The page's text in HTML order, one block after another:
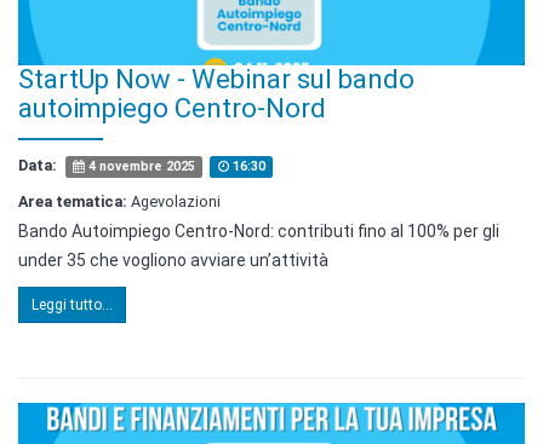
StartUp Now - Webinar sul bando
autoimpiego Centro-Nord
Data: 4 novembre 2025 16:30
Area tematica: Agevolazioni
Bando Autoimpiego Centro-Nord: contributi fino al 100% per gli
under 35 che vogliono avviare un’attività
Leggi tutto...